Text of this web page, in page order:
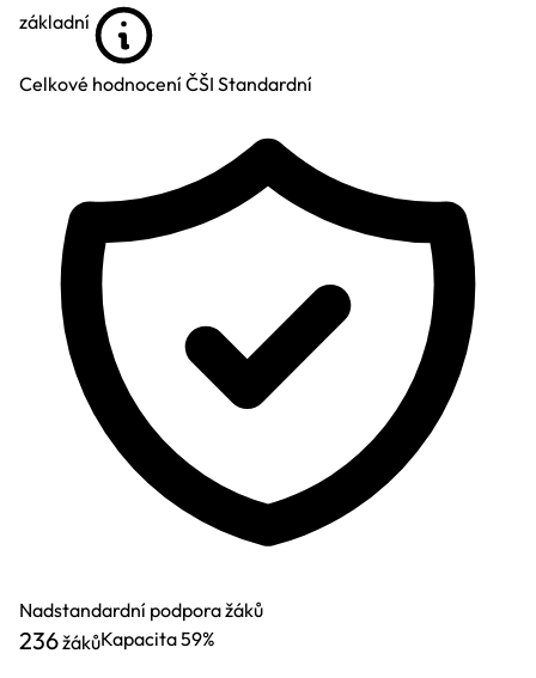
základní
Celkové hodnocení ČŠI Standardní
Nadstandardní podpora žáků
236žákůKapacita59%